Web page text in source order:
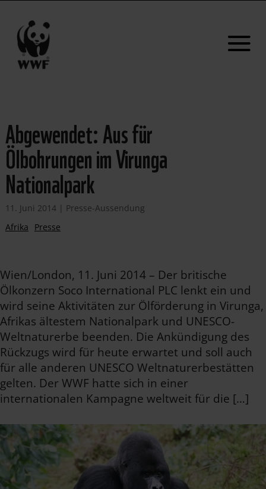
Abgewendet: Aus für
Ölbohrungen im Virunga
Nationalpark
11. Juni 2014| Presse-Aussendung
Afrika
Presse
Wien/London, 11. Juni 2014 – Der britische
Ölkonzern Soco International PLC lenkt ein und
wird seine Aktivitäten zur Ölförderung in Virunga,
Afrikas ältestem Nationalpark und UNESCO-
Weltnaturerbe beenden. Die Ankündigung des
Rückzugs wird für heute erwartet und soll auch
für alle anderen UNESCO Weltnaturerbestätten
gelten. Der WWF hatte sich in einer
internationalen Kampagne weltweit für die […]